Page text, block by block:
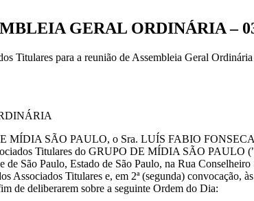
GERAL ORDINÁRIA –
Titulares para a reunião de Assembleia Geral
MÍDIA SÃO PAULO, o Sra. LUÍS FABIO
Titulares do GRUPO DE MÍDIA SÃO
de São Paulo, Estado de São Paulo, na Rua
Associados Titulares e, em 2ª (segunda)
de deliberarem sobre a seguinte Ordem do Dia: